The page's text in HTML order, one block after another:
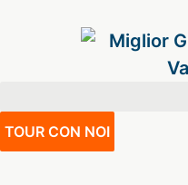
TOUR CON NOI